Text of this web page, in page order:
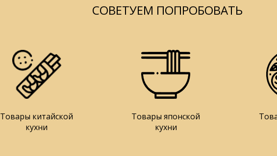
СОВЕТУЕМ ПОПРОБОВАТЬ
Товары китайской
кухни
Товары японской
кухни